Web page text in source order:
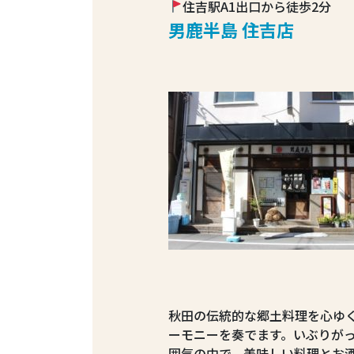
住吉駅A1出口から徒歩2分
男鹿半島 住吉店
秋田の伝統的な郷土料理を心ゆ
ーモニーを奏でます。いぶりが